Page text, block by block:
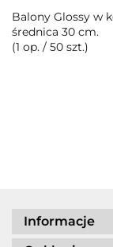
Balony Glossy w
średnica 30 cm.
(1 op. / 50 szt.)
Informacje